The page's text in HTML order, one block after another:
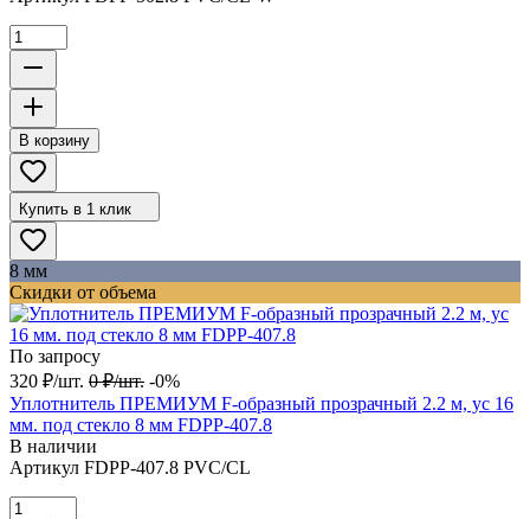
В корзину
Купить в 1 клик
8 мм
Скидки от объема
По запросу
320 ₽/шт. 0 ₽/шт. -0%
Уплотнитель ПРЕМИУМ F-образный прозрачный 2.2 м, ус 16
мм. под стекло 8 мм FDPP-407.8
В наличии
Артикул FDPP-407.8 PVC/CL